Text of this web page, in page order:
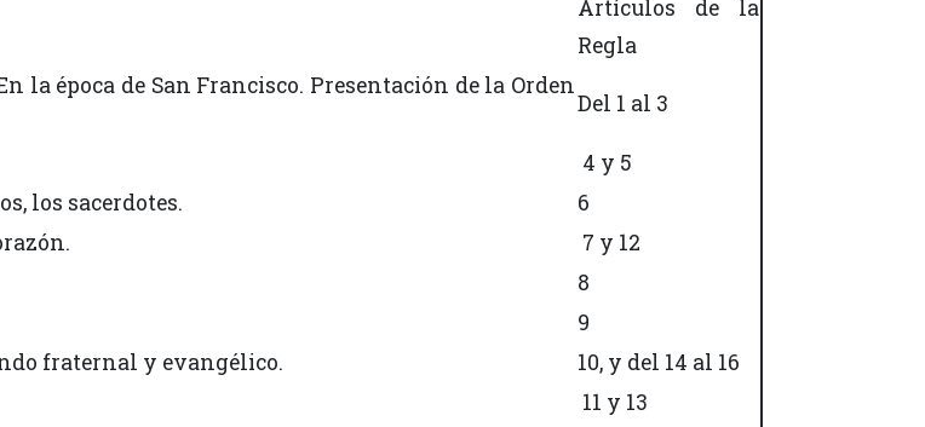
Artículos de la
Regla
la época de San Francisco. Presentación de la Orden
Del 1 al 3
4 y 5
los sacerdotes.
6
7 y 12
8
9
fraternal y evangélico.
10, y del 14 al 16
11 y 13